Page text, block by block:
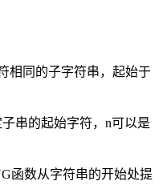
相同的子字符串，起始于
串的起始字符，n可以是
函数从字符串的开始处提